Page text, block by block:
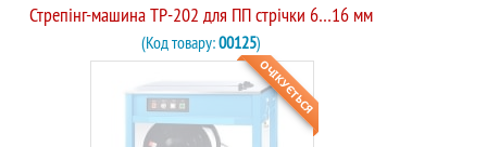
Стрепінг-машина TP-202 для ПП стрічки 6…16 мм
(Код товару:00125)
ОЧІКУЄТЬСЯ